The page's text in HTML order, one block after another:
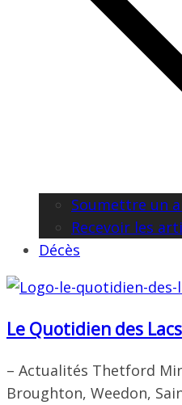
Soumettre un
Recevoir les
Décès
Le Quotidien des Lacs
– Actualités Thetford
Broughton, Weedon,